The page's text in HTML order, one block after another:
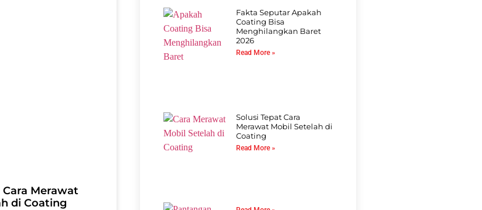
Cara Merawat
di Coating
Fakta Seputar Apakah
Coating Bisa
Menghilangkan Baret
2026
Read More »
Solusi Tepat Cara
Merawat Mobil Setelah di
Coating
Read More »